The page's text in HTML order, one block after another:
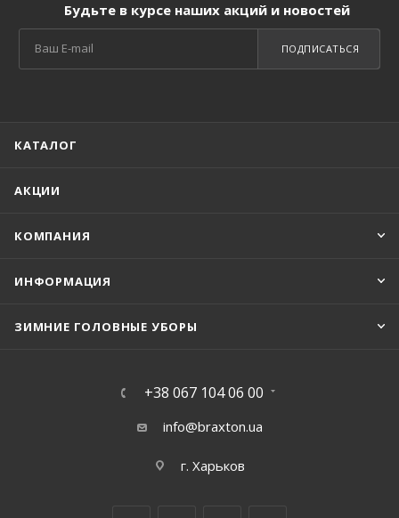
Будьте в курсе наших акций и новостей
ПОДПИСАТЬСЯ
КАТАЛОГ
АКЦИИ
КОМПАНИЯ
ИНФОРМАЦИЯ
ЗИМНИЕ ГОЛОВНЫЕ УБОРЫ
+38 067 104 06 00
info@braxton.ua
г. Харьков